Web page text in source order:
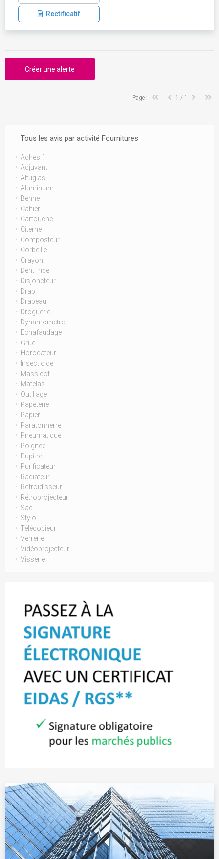
Tous les avis par activité Fournitures
Adhesif
Adjuvant
Altuglas
Aluminium
Benne
Cahier
Cartouche
Citerne
Composteur
Corbeille
Crayon
Dentifrice
Disjoncteur
Drap
Drapeau
Droguerie
Dynamometre
Echafaudage
Grue
Horodateur
Insecticide
Massicot
Matelas
Outillage
Papeterie
Papier
Paratonnerre
Pneumatique
Poignee
Pupitre
Purificateur
Radiateur
Refroidisseur
Rétroprojecteur
Sac
Stylo
Télécopieur
Verrerie
Vidéoprojecteur
Visserie
Rectificatif
Créer une alerte
Page : 1 / 1